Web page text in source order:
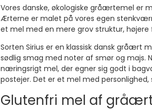
Vores danske, økologiske gråærtemel er
Ærterne er malet på vores egen
et mel med en mere grov struktur, højere
Sorten Sirius er en klassisk dansk gråært
sødlig smag med noter af smør og
næringsrigt mel, der egner sig godt i
postejer. Det er et mel med
Glutenfri mel af